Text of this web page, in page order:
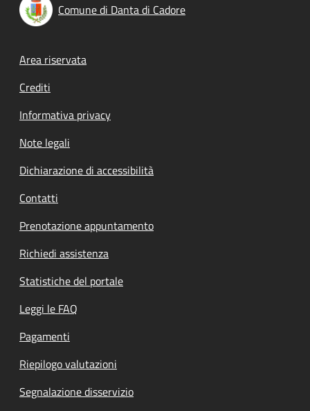
Comune di Danta di Cadore
Footer menu
Area riservata
Crediti
Informativa privacy
Note legali
Dichiarazione di accessibilità
Contatti
Prenotazione appuntamento
Richiedi assistenza
Statistiche del portale
Leggi le FAQ
Pagamenti
Riepilogo valutazioni
Segnalazione disservizio